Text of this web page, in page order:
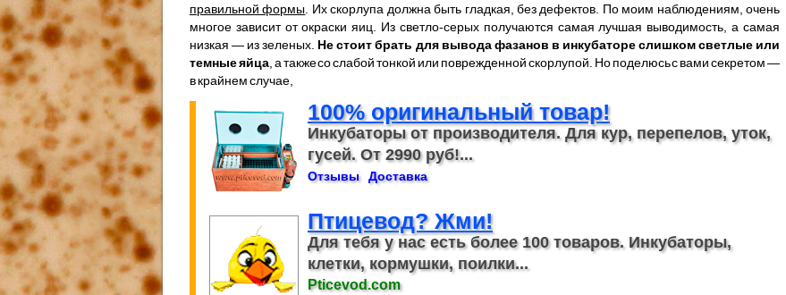
правильной формы . Их скорлупа должна быть гладкая, без дефектов. По моим наблюдениям, очень
многое зависит от окраски яиц. Из светло-серых получаются самая лучшая выводимость, а самая
низкая — из зеленых. Не стоит брать для вывода фазанов в инкубаторе слишком светлые или
темные яйца, а также со слабой тонкой или поврежденной скорлупой. Но поделюсь с вами секретом —
в крайнем случае,
100% оригинальный товар!
Инкубаторы от производителя. Для кур, перепелов, уток,
гусей. От 2990 руб!...
Отзывы Доставка
Птицевод? Жми!
Для тебя у нас есть более 100 товаров. Инкубаторы,
клетки, кормушки, поилки...
Pticevod.com